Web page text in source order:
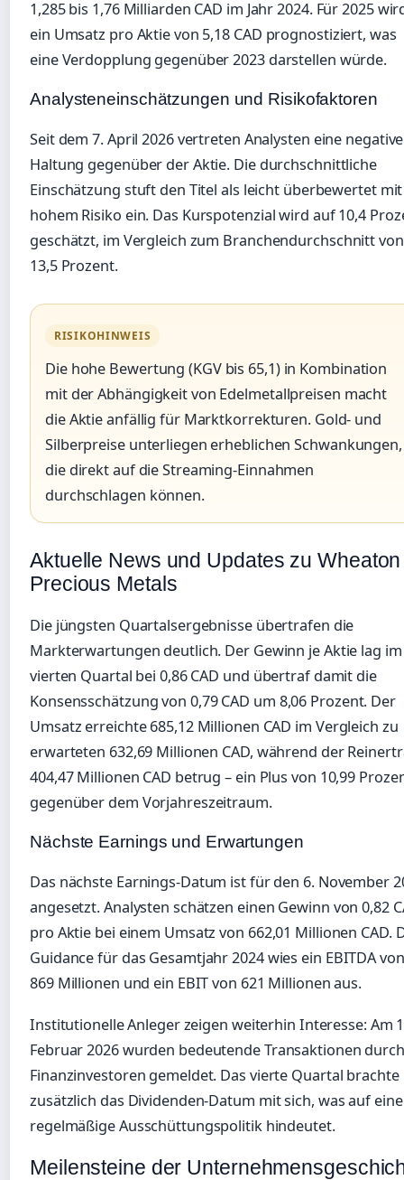
1,285 bis 1,76 Milliarden CAD im Jahr 2024. Für 2025
ein Umsatz pro Aktie von 5,18 CAD prognostiziert, was
eine Verdopplung gegenüber 2023 darstellen würde.
Analysteneinschätzungen und Risikofaktoren
Seit dem 7. April 2026 vertreten Analysten eine negative
Haltung gegenüber der Aktie. Die durchschnittliche
Einschätzung stuft den Titel als leicht überbewertet mit
hohem Risiko ein. Das Kurspotenzial wird auf 10,4
geschätzt, im Vergleich zum Branchendurchschnitt von
13,5 Prozent.
RISIKOHINWEIS
Die hohe Bewertung (KGV bis 65,1) in Kombination
mit der Abhängigkeit von Edelmetallpreisen macht
die Aktie anfällig für Marktkorrekturen. Gold- und
Silberpreise unterliegen erheblichen Schwankungen,
die direkt auf die Streaming-Einnahmen
durchschlagen können.
Aktuelle News und Updates zu Wheaton
Precious Metals
Die jüngsten Quartalsergebnisse übertrafen die
Markterwartungen deutlich. Der Gewinn je Aktie lag im
vierten Quartal bei 0,86 CAD und übertraf damit die
Konsensschätzung von 0,79 CAD um 8,06 Prozent. Der
Umsatz erreichte 685,12 Millionen CAD im Vergleich zu
erwarteten 632,69 Millionen CAD, während der
404,47 Millionen CAD betrug – ein Plus von 10,99
gegenüber dem Vorjahreszeitraum.
Nächste Earnings und Erwartungen
Das nächste Earnings-Datum ist für den 6. November
angesetzt. Analysten schätzen einen Gewinn von 0,82
pro Aktie bei einem Umsatz von 662,01 Millionen CAD.
Guidance für das Gesamtjahr 2024 wies ein EBITDA von
869 Millionen und ein EBIT von 621 Millionen aus.
Institutionelle Anleger zeigen weiterhin Interesse: Am
Februar 2026 wurden bedeutende Transaktionen durch
Finanzinvestoren gemeldet. Das vierte Quartal brachte
zusätzlich das Dividenden-Datum mit sich, was auf eine
regelmäßige Ausschüttungspolitik hindeutet.
Meilensteine der